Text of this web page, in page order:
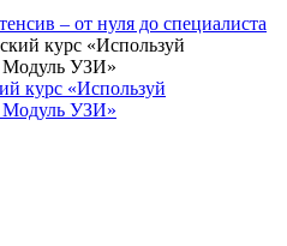
– от нуля до специалиста
курс «Используй
Модуль УЗИ»